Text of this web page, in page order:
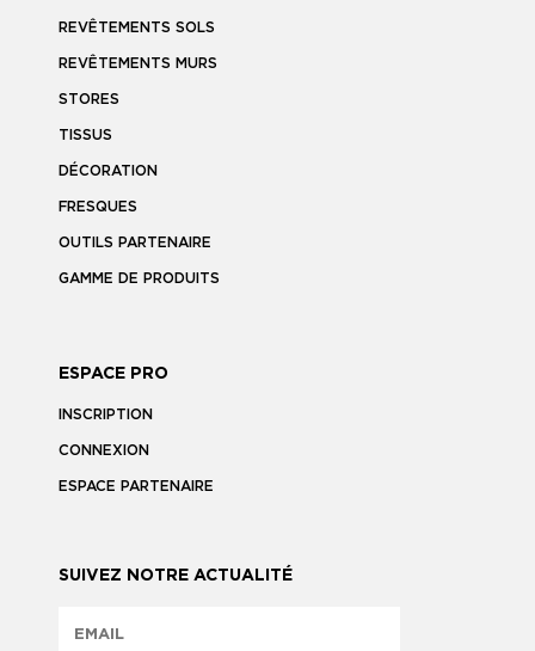
REVÊTEMENTS SOLS
REVÊTEMENTS MURS
STORES
TISSUS
DÉCORATION
FRESQUES
OUTILS PARTENAIRE
GAMME DE PRODUITS
ESPACE PRO
INSCRIPTION
CONNEXION
ESPACE PARTENAIRE
SUIVEZ NOTRE ACTUALITÉ